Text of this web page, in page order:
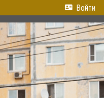
Войти